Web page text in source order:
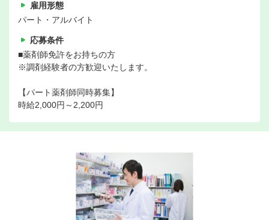
雇用形態
パート・アルバイト
応募条件
■薬剤師免許をお持ちの方
※調剤経験者の方歓迎いたします。
【パート薬剤師同時募集】
時給2,000円～2,200円